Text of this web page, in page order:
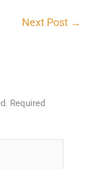
Next Post →
Required